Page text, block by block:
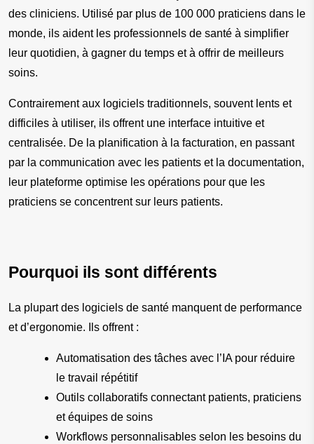
des cliniciens. Utilisé par plus de 100 000 praticiens dans le
monde, ils aident les professionnels de santé à simplifier
leur quotidien, à gagner du temps et à offrir de meilleurs
soins.
Contrairement aux logiciels traditionnels, souvent lents et
difficiles à utiliser, ils offrent une interface intuitive et
centralisée. De la planification à la facturation, en passant
par la communication avec les patients et la documentation,
leur plateforme optimise les opérations pour que les
praticiens se concentrent sur leurs patients.
Pourquoi ils sont différents
La plupart des logiciels de santé manquent de performance
et d’ergonomie. Ils offrent :
Automatisation des tâches avec l’IA pour réduire
le travail répétitif
Outils collaboratifs connectant patients, praticiens
et équipes de soins
Workflows personnalisables selon les besoins du